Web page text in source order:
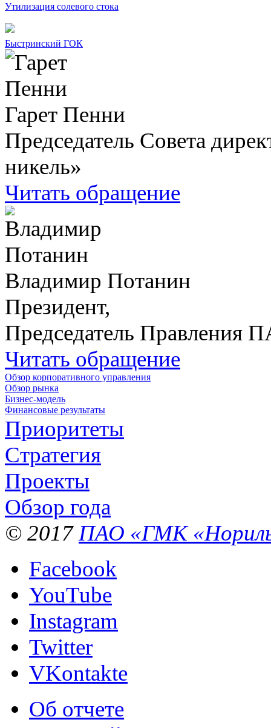
Утилизация солевого стока
Быстринский ГОК
Гарет Пенни
Председатель Совета
никель»
Читать обращение
Владимир Потанин
Президент,
Председатель Правления
Читать обращение
Обзор корпоративного управления
Обзор рынка
Бизнес-модель
Финансовые результаты
Приоритеты
Стратегия
Проекты
Обзор года
© 2017 ПАО «ГМК
Facebook
YouTube
Instagram
Twitter
VKontakte
Об отчете